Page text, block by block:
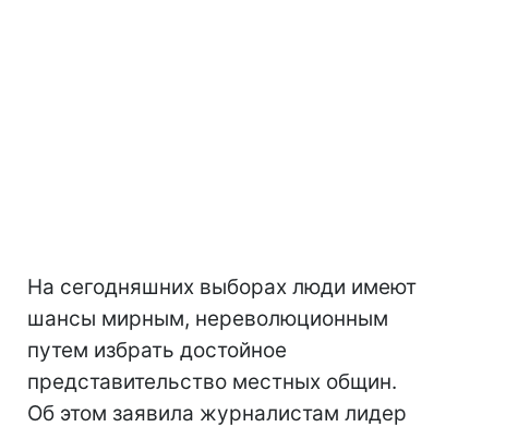
На сегодняшних выборах люди имеют
шансы мирным, нереволюционным
путем избрать достойное
представительство местных общин.
Об этом заявила журналистам лидер